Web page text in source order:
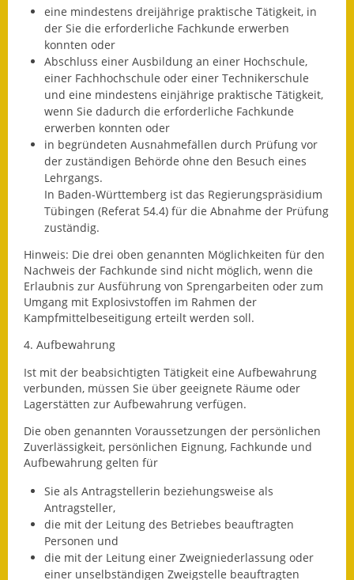
Firmenliste
eine mindestens dreijährige praktische Tätigkeit, in
der Sie die erforderliche Fachkunde erwerben
konnten oder
Abschluss einer Ausbildung an einer Hochschule,
einer Fachhochschule oder einer Technikerschule
und eine mindestens einjährige praktische Tätigkeit,
wenn Sie dadurch die erforderliche Fachkunde
erwerben konnten oder
in begründeten Ausnahmefällen durch Prüfung vor
der zuständigen Behörde ohne den Besuch eines
Lehrgangs.
In Baden-Württemberg ist das Regierungspräsidium
Tübingen (Referat 54.4) für die Abnahme der Prüfung
zuständig.
Hinweis: Die drei oben genannten Möglichkeiten für den
Nachweis der Fachkunde sind nicht möglich, wenn die
Erlaubnis zur Ausführung von Sprengarbeiten oder zum
Umgang mit Explosivstoffen im Rahmen der
Kampfmittelbeseitigung erteilt werden soll.
4. Aufbewahrung
Ist mit der beabsichtigten Tätigkeit eine Aufbewahrung
verbunden, müssen Sie über geeignete Räume oder
Lagerstätten zur Aufbewahrung verfügen.
Die oben genannten Voraussetzungen der persönlichen
Zuverlässigkeit, persönlichen Eignung, Fachkunde und
Aufbewahrung gelten für
Sie als Antragstellerin beziehungsweise als
Antragsteller,
die mit der Leitung des Betriebes beauftragten
Personen und
die mit der Leitung einer Zweigniederlassung oder
einer unselbständigen Zweigstelle beauftragten